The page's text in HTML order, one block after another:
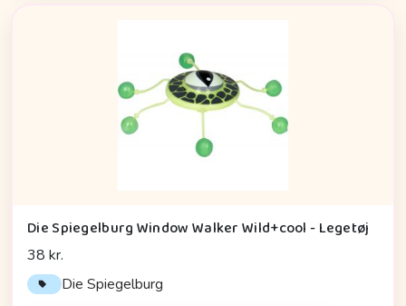
Die Spiegelburg Window Walker Wild+cool - Legetøj
38 kr.
Die Spiegelburg